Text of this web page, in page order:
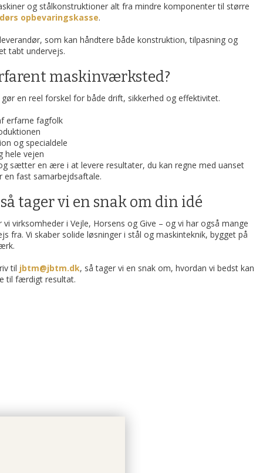
og stålkonstruktioner alt fra mindre komponenter til større
opbevaringskasse.
som kan håndtere både konstruktion, tilpasning og
tabt undervejs.
maskinværksted?
en reel forskel for både drift, sikkerhed og effektivitet.
erfarne fagfolk
og specialdele
hele vejen
sætter en ære i at levere resultater, du kan regne med uanset
fast samarbejdsaftale.
tager vi en snak om din idé
virksomheder i Vejle, Horsens og Give – og vi har også mange
fra. Vi skaber solide løsninger i stål og maskinteknik, bygget på
til jbtm@jbtm.dk, så tager vi en snak om, hvordan vi bedst kan
til færdigt resultat.